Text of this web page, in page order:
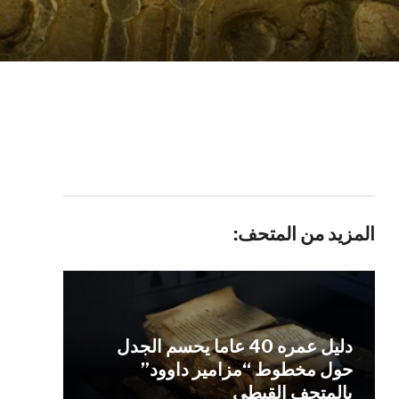
المزيد من المتحف:
دليل عمره 40 عاما يحسم الجدل
حول مخطوط “مزامير داوود”
بالمتحف القبطي